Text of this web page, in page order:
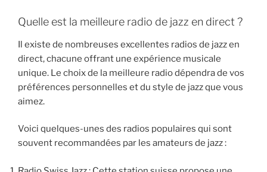
Quelle est la meilleure radio de jazz en direct ?
Il existe de nombreuses excellentes radios de jazz en
direct, chacune offrant une expérience musicale
unique. Le choix de la meilleure radio dépendra de vos
préférences personnelles et du style de jazz que vous
aimez.
Voici quelques-unes des radios populaires qui sont
souvent recommandées par les amateurs de jazz :